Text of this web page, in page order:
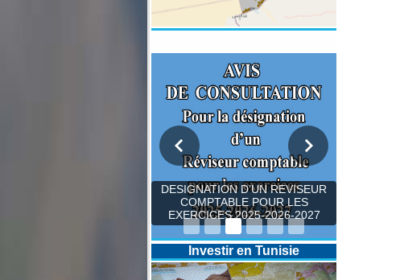
DESIGNATION D’UN REVISEUR
COMPTABLE POUR LES
EXERCICES 2025-2026-2027
Investir en Tunisie